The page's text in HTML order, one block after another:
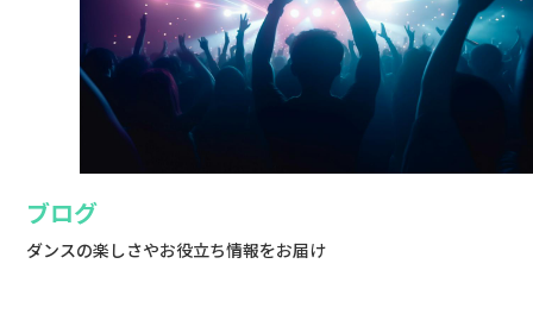
ブログ
ダンスの楽しさやお役立ち情報をお届け